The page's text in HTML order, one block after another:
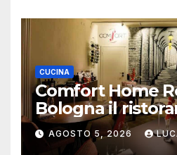
CUCINA
Comfort Home
Bologna il
trasforma
un’esperienza di
AGOSTO 5, 2026